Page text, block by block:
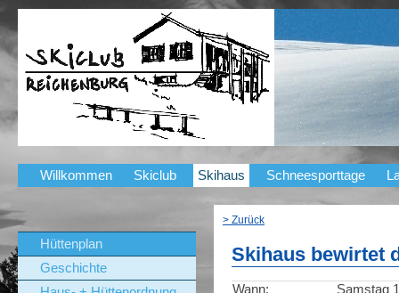
Willkommen Skiclub Skihaus Schneesporttage
Hüttenplan
Geschichte
> Zurück
Skihaus bewirtet
Wann: Samstag